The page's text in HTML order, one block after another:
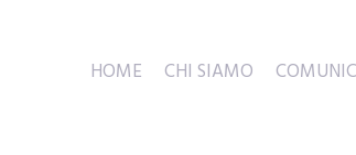
HOME CHI SIAMO